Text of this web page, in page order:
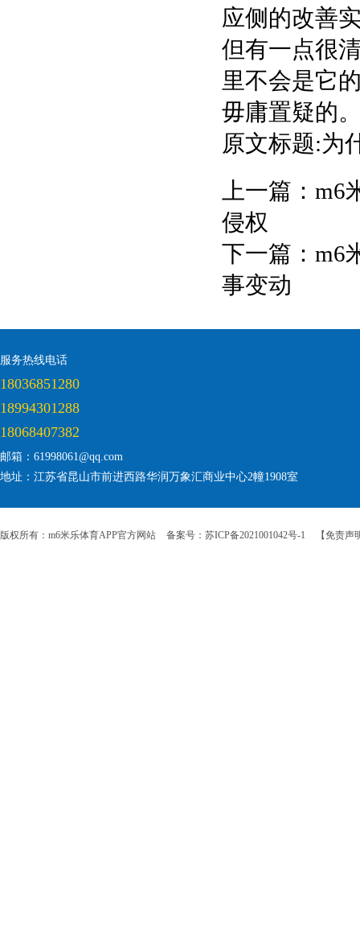
应侧的改善
但有一点很
里不会是它
毋庸置疑的
原文标题:为
上一篇： m6
侵权
下一篇： m6
事变动
服务热线电话
18036851280
18994301288
18068407382
邮箱：61998061@qq.com
地址：江苏省昆山市前进西路华润万象汇商业中心2幢1908室
版权所有：m6米乐体育APP官方网站 备案号：苏ICP备2021001042号-1 【免责声